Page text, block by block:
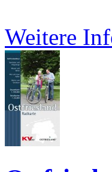
Weitere